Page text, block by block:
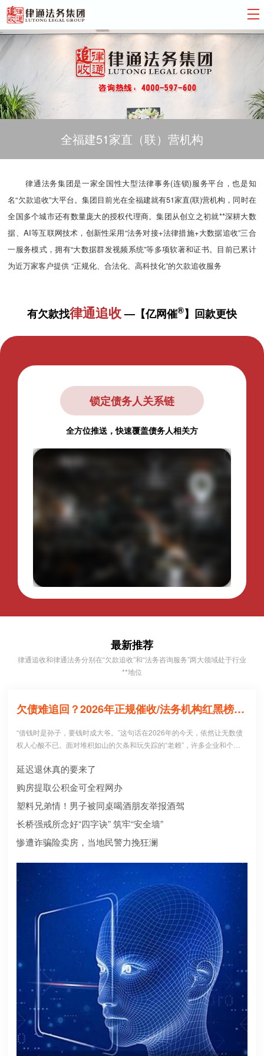
全福建51家直（联）营机构
律通法务集团是一家全国性大型法律事务(连锁)服务平台，也是知
名“欠款追收”大平台。集团目前光在全福建就有51家直(联)营机构，同时在
全国多个城市还有数量庞大的授权代理商。集团从创立之初就**深耕大数
据、AI等互联网技术，创新性采用“法务对接+法律措施+大数据追收”三合
一服务模式，拥有“大数据群发视频系统”等多项软著和证书。目前已累计
为近万家客户提供 “正规化、合法化、高科技化”的欠款追收服务
有欠款找律通追收—【亿网催®】回款更快
锁定债务人关系链
全方位推送，快速覆盖债务人相关方
最新推荐
律通追收和律通法务分别在“欠款追收”和“法务咨询服务”两大领域处于行业
**地位
欠债难追回？2026年正规催收/法务机构红黑榜，避坑必看！
“借钱时是孙子，要钱时成大爷。”这句话在2026年的今天，依然让无数债
权人心酸不已。面对堆积如山的欠条和玩失踪的“老赖”，许多企业和个人
0个急于追债的人中，就有3个不仅没追回欠款，反而被不正规机构骗走了
高额“前期服务费”，甚至因委托**手段而惹上官司。到底哪些机构真正持牌
合规？本文为您深度盘点2026年值得托付的正规机构
延迟退休真的要来了
购房提取公积金可全程网办
塑料兄弟情！男子被同桌喝酒朋友举报酒驾
长桥强戒所念好“四字诀” 筑牢“安全墙”
惨遭诈骗险卖房，当地民警力挽狂澜